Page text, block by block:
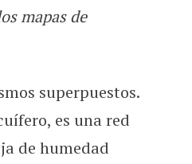
mapas de
superpuestos.
es una red
de humedad